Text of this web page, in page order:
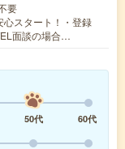
要
心スタート！・登録
面談の場合…
50代
60代